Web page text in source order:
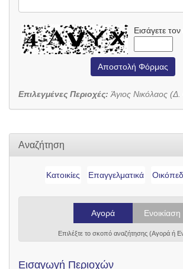
Εισάγετε
Αποστολή Φόρμας
Επιλεγμένες Περιοχές: Άγιος Νικόλαος
Αναζήτηση
Κατοικίες Επαγγελματικά
Αγορά Ενοικίαση
Επιλέξτε το σκοπό αναζήτησης (Αγορά ή
Εισαγωγή Περιοχών